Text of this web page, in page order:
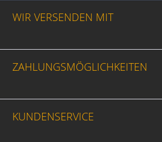
WIR VERSENDEN MIT
ZAHLUNGSMÖGLICHKEITEN
KUNDENSERVICE